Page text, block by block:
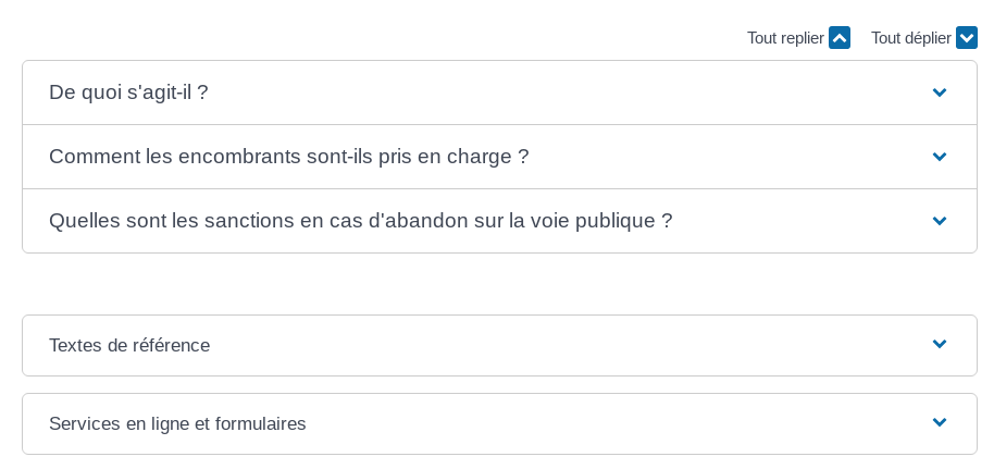
Tout replier Tout déplier
De quoi s'agit-il ?
Comment les encombrants sont-ils pris en charge ?
Quelles sont les sanctions en cas d'abandon sur la voie publique ?
Textes de référence
Services en ligne et formulaires